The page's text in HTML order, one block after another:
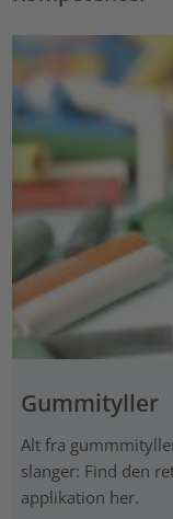
Gummityller
Alt fra
slanger: Find den
applikation her.